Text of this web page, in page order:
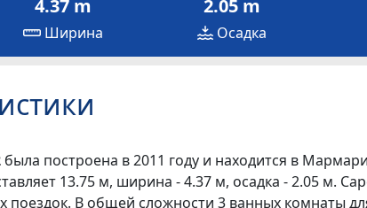
4.37 m
Ширина
2.05 m
Осадка
была построена в 2011 году и находится в
13.75 м, ширина - 4.37 м, осадка - 2.05 м.
В общей сложности 3 ванных комнаты